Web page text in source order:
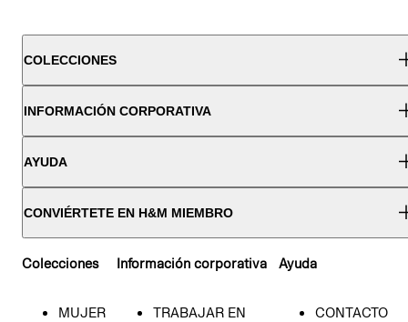
COLECCIONES
INFORMACIÓN CORPORATIVA
AYUDA
CONVIÉRTETE EN H&M MIEMBRO
Colecciones
MUJER
Información corporativa
TRABAJAR EN
Ayuda
CONTACTO